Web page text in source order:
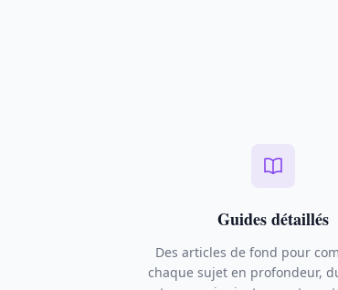
Guides détaillés
Des articles de fond pour
chaque sujet en profondeur,